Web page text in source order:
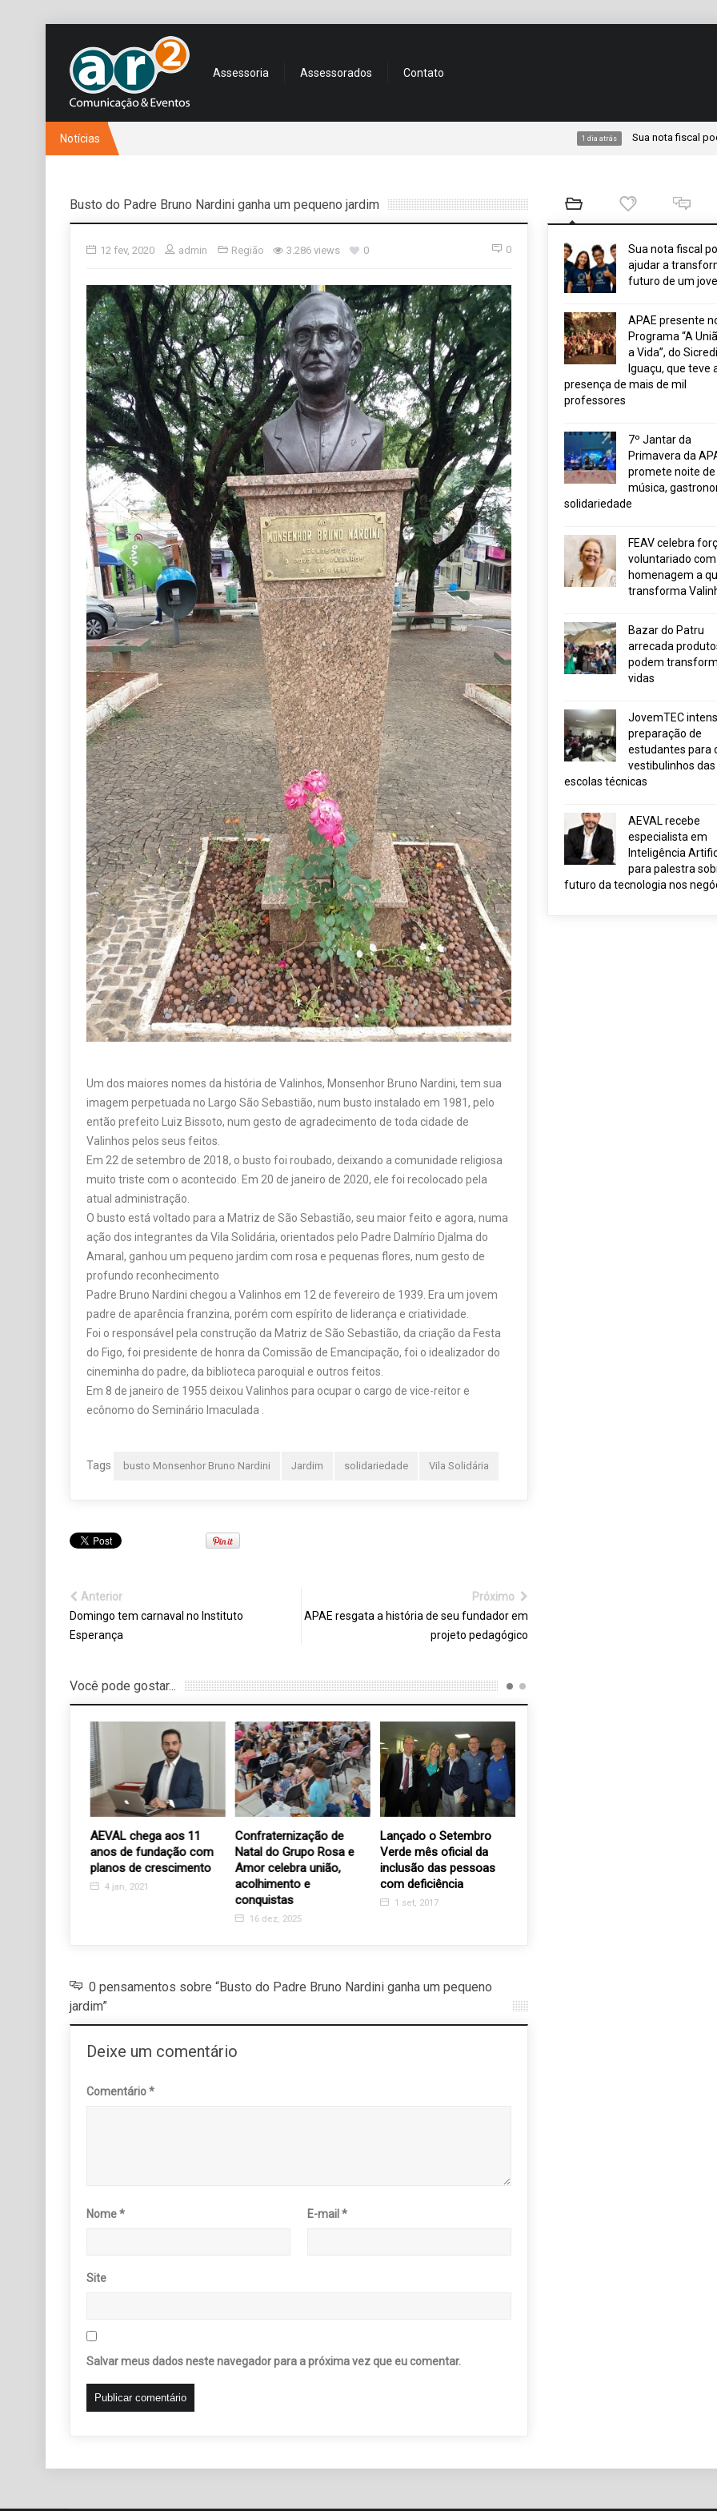
Assessoria Assessorados Contato
Notícias Sua nota fiscal pode ajudar
Busto do Padre Bruno Nardini ganha um pequeno jardim
12 fev, 2020 admin Região 3.286 views 0 0
Um dos maiores nomes da história de Valinhos, Monsenhor Bruno Nardini, tem sua
imagem perpetuada no Largo São Sebastião, num busto instalado em 1981, pelo
então prefeito Luiz Bissoto, num gesto de agradecimento de toda cidade de
Valinhos pelos seus feitos.
Em 22 de setembro de 2018, o busto foi roubado, deixando a comunidade religiosa
muito triste com o acontecido. Em 20 de janeiro de 2020, ele foi recolocado pela
atual administração.
O busto está voltado para a Matriz de São Sebastião, seu maior feito e agora, numa
ação dos integrantes da Vila Solidária, orientados pelo Padre Dalmírio Djalma do
Amaral, ganhou um pequeno jardim com rosa e pequenas flores, num gesto de
profundo reconhecimento
Padre Bruno Nardini chegou a Valinhos em 12 de fevereiro de 1939. Era um jovem
padre de aparência franzina, porém com espírito de liderança e criatividade.
Foi o responsável pela construção da Matriz de São Sebastião, da criação da Festa
do Figo, foi presidente de honra da Comissão de Emancipação, foi o idealizador do
cineminha do padre, da biblioteca paroquial e outros feitos.
Em 8 de janeiro de 1955 deixou Valinhos para ocupar o cargo de vice-reitor e
ecônomo do Seminário Imaculada .
Tags busto Monsenhor Bruno Nardini Jardim solidariedade Vila Solidária
Anterior
Domingo tem carnaval no Instituto
Esperança
Próximo
APAE resgata a história de seu fundador em
projeto pedagógico
Você pode gostar...
AEVAL chega aos 11
anos de fundação com
planos de crescimento
4 jan, 2021
Confraternização de
Natal do Grupo Rosa e
Amor celebra união,
acolhimento e
conquistas
16 dez, 2025
Lançado o Setembro
Verde mês oficial da
inclusão das pessoas
com deficiência
1 set, 2017
0 pensamentos sobre “Busto do Padre Bruno Nardini ganha um pequeno
jardim”
Deixe um comentário
Comentário*
Nome* E-mail*
Site
Salvar meus dados neste navegador para a próxima vez que eu comentar.
Sua nota fiscal
ajudar a
futuro de um
APAE presente
Programa “A
a Vida”, do Sicredi
Iguaçu, que teve
presença de mais de mil
professores
7º Jantar da
Primavera da
promete noite de
música,
solidariedade
FEAV celebra
voluntariado com
homenagem a
transforma
Bazar do Patru
arrecada
podem
vidas
JovemTEC
preparação de
estudantes para
vestibulinhos das
escolas técnicas
AEVAL recebe
especialista em
Inteligência
para palestra
futuro da tecnologia nos